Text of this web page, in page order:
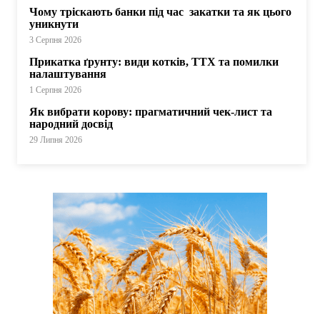
Чому тріскають банки під час закатки та як цього
уникнути
3 Серпня 2026
Прикатка ґрунту: види котків, ТТХ та помилки
налаштування
1 Серпня 2026
Як вибрати корову: прагматичний чек-лист та
народний досвід
29 Липня 2026